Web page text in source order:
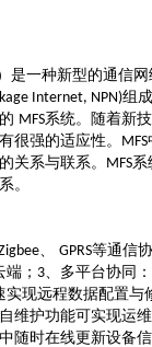
是一种新型的通信
Internet, NPN)组
MFS系统。随着新
很强的适应性。 MFS
关系与联系。 MFS系
。
、 GPRS等通信
； 3、多平台协同
现远程数据配置
维护功能可实现运
随时在线更新设备